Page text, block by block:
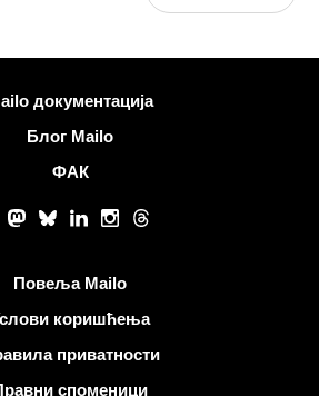
документација
Блог Mailo
ФАК
Mastodon
BlueskyLinkedInInstagram
Threads
Повеља Mailo
коришћења
приватности
споменици